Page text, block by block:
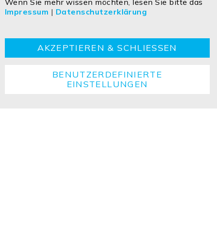
AGBsCookieRetourenEntsorgungshinweise
Copyright ©2026 ISOLED FIAI Handels GmbH All
Wenn Sie mehr wissen möchten, lesen Sie bitte das
Impressum | Datenschutzerklärung
AKZEPTIEREN & SCHLIESSEN
BENUTZERDEFINIERTE
EINSTELLUNGEN